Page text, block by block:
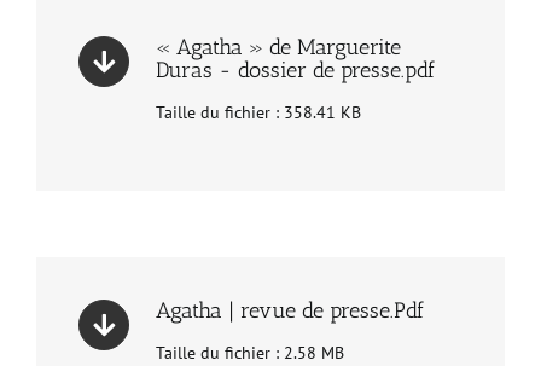
« Agatha » de Marguerite
Duras - dossier de presse.pdf
Taille du fichier : 358.41 KB
Agatha | revue de presse.Pdf
Taille du fichier : 2.58 MB